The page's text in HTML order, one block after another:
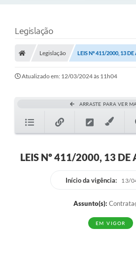
Legislação
Legislação LEIS Nº 411/2000, 13
Atualizado em: 12/03/2024 às 11h04
ARRASTE PARA VER
LEIS Nº 411/2000, 13 DE
Início da vigência: 13/
Assunto(s):
EM VIGOR